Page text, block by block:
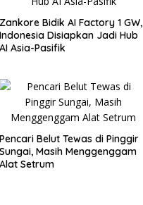
Zankore Bidik AI Factory 1 GW,
Indonesia Disiapkan Jadi Hub
AI Asia-Pasifik
Pencari Belut Tewas di Pinggir
Sungai, Masih Menggenggam
Alat Setrum